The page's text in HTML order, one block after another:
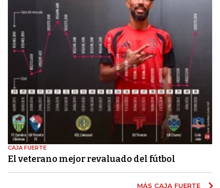
CAJA FUERTE
El veterano mejor revaluado del fútbol
MÁS CAJA FUERTE